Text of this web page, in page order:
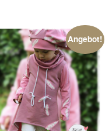
Angebot!